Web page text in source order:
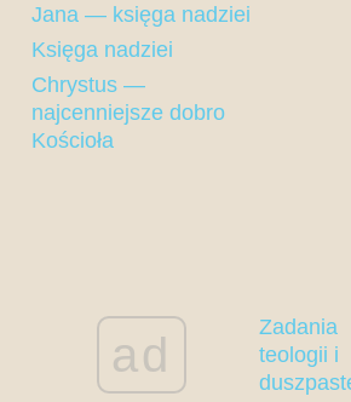
Jana — księga nadziei
Księga nadziei
Chrystus —
najcenniejsze dobro
Kościoła
ad
Zadania
teologii i